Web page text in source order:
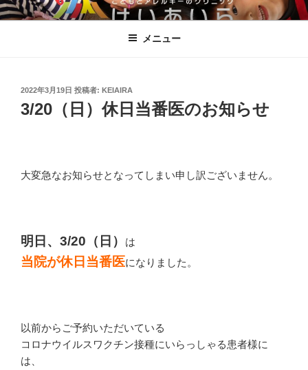
コ
ン
こどもとアレルギーのクリニックけ
メニュー
投
稿
日:
2022年3月19日 投稿者: KEIAIRA
3/20（日）休日当番医のお知らせ
大変急なお知らせとなってしまい申し訳ございません。
明日、3/20（日） は
当院が休日当番医になりました。
以前からご予約いただいている
コロナウイルスワクチン接種にいらっしゃる患者様に
は、